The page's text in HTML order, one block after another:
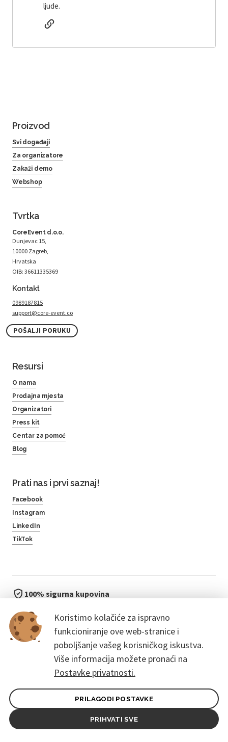
ljude.
Koristimo kolačiće za ispravno
funkcioniranje ove web-stranice i
poboljšanje vašeg korisničkog iskustva.
Više informacija možete pronaći na
Postavke privatnosti.
PRILAGODI POSTAVKE
PRIHVATI SVE
Proizvod
Svi događaji
Za organizatore
Zakaži demo
Webshop
Tvrtka
CoreEvent d.o.o.
Dunjevac 15,
10000 Zagreb,
Hrvatska
OIB: 36611335369
Kontakt
0989187815
support@core-event.co
POŠALJI PORUKU
Resursi
O nama
Prodajna mjesta
Organizatori
Press kit
Centar za pomoć
Blog
Prati nas i prvi saznaj!
Facebook
Instagram
LinkedIn
TikTok
100% sigurna kupovina
bez čekanja u redu
Opći uvjeti ugovora za kupce
Pravila zaštite osobnih podataka
© 2026. CoreEvent